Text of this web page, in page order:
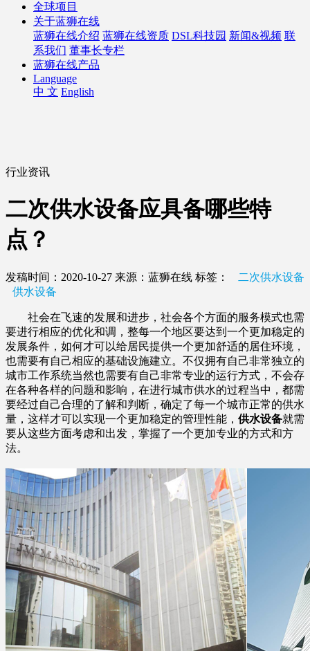
全球项目
关于蓝狮在线
蓝狮在线介绍 蓝狮在线资质 DSL科技园 新闻&视频 联
系我们 董事长专栏
蓝狮在线产品
Language
中 文 English
行业资讯
二次供水设备应具备哪些特
点？
发稿时间：2020-10-27 来源：蓝狮在线 标签：
二次供水设备
供水设备
社会在飞速的发展和进步，社会各个方面的服务模式也需
要进行相应的优化和调，整每一个地区要达到一个更加稳定的
发展条件，如何才可以给居民提供一个更加舒适的居住环境，
也需要有自己相应的基础设施建立。不仅拥有自己非常独立的
城市工作系统当然也需要有自己非常专业的运行方式，不会存
在各种各样的问题和影响，在进行城市供水的过程当中，都需
要经过自己合理的了解和判断，确定了每一个城市正常的供水
量，这样才可以实现一个更加稳定的管理性能， 供水设备就需
要从这些方面考虑和出发，掌握了一个更加专业的方式和方
法。